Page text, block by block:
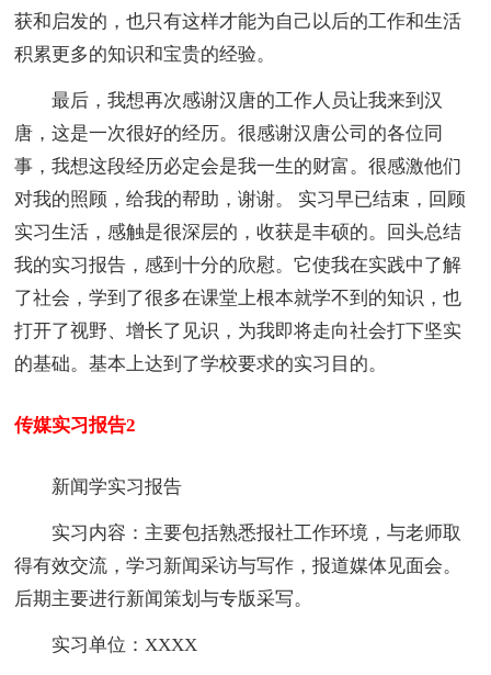
获和启发的，也只有这样才能为自己以后的工作和生活
积累更多的知识和宝贵的经验。
最后，我想再次感谢汉唐的工作人员让我来到汉
唐，这是一次很好的经历。很感谢汉唐公司的各位同
事，我想这段经历必定会是我一生的财富。很感激他们
对我的照顾，给我的帮助，谢谢。 实习早已结束，回顾
实习生活，感触是很深层的，收获是丰硕的。回头总结
我的实习报告，感到十分的欣慰。它使我在实践中了解
了社会，学到了很多在课堂上根本就学不到的知识，也
打开了视野、增长了见识，为我即将走向社会打下坚实
的基础。基本上达到了学校要求的实习目的。
传媒实习报告2
新闻学实习报告
实习内容：主要包括熟悉报社工作环境，与老师取
得有效交流，学习新闻采访与写作，报道媒体见面会。
后期主要进行新闻策划与专版采写。
实习单位：XXXX